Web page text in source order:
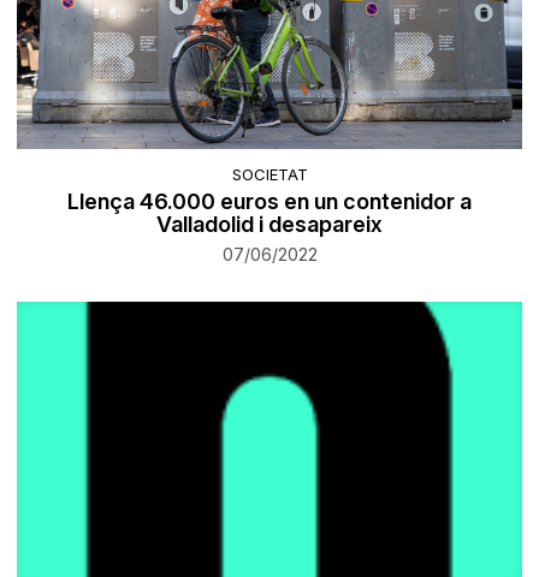
SOCIETAT
Llença 46.000 euros en un contenidor a
Valladolid i desapareix
07/06/2022